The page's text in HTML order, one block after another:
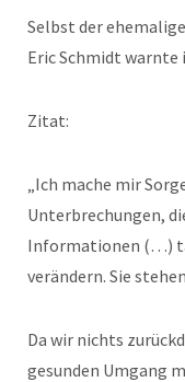
Selbst der
Eric Schmidt warnte
Zitat:
„Ich mache mir
Unterbrechungen,
Informationen (…)
verändern. Sie
Da wir nichts
gesunden Umgang